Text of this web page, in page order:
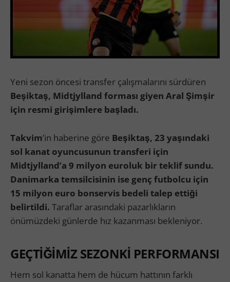
Yeni sezon öncesi transfer çalışmalarını sürdüren
Beşiktaş, Midtjylland forması giyen Aral Şimşir
için resmi girişimlere başladı.
Takvim’in haberine göre Beşiktaş, 23 yaşındaki
sol kanat oyuncusunun transferi için
Midtjylland’a 9 milyon euroluk bir teklif sundu.
Danimarka temsilcisinin ise genç futbolcu için
15 milyon euro bonservis bedeli talep ettiği
belirtildi. Taraflar arasındaki pazarlıkların
önümüzdeki günlerde hız kazanması bekleniyor.
GEÇTİĞİMİZ SEZONKİ PERFORMANSI
Hem sol kanatta hem de hücum hattının farklı